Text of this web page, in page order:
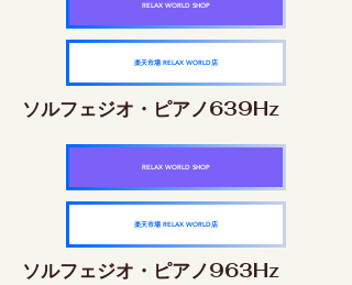
RELAX WORLD SHOP
楽天市場 RELAX WORLD店
ソルフェジオ・ピアノ639Hz
RELAX WORLD SHOP
楽天市場 RELAX WORLD店
ソルフェジオ・ピアノ963Hz